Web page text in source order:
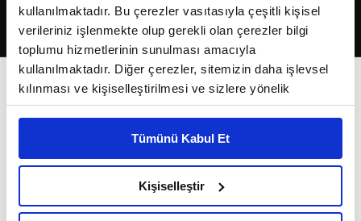
kullanılmaktadır. Bu çerezler vasıtasıyla çeşitli kişisel
verileriniz işlenmekte olup gerekli olan çerezler bilgi
toplumu hizmetlerinin sunulması amacıyla
kullanılmaktadır. Diğer çerezler, sitemizin daha işlevsel
kılınması ve kişiselleştirilmesi ve sizlere yönelik
reklam/pazarlama faaliyetlerinin yapılması, amaçlarıyla
Çerezlere ilişkin tercihlerinizi çerez paneli vasıtasıyla
belirleyebilirsiniz. Çerezlere ilişkin detaylı bilgi için
Ayarlar butonuna tıklayabilir,Çerez Bilgilendirme
Metnimizi ziyaret edebilirsiniz.
Tümünü Kabul Et
Kişiselleştir